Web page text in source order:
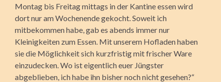
Montag bis Freitag mittags in der Kantine essen wird
dort nur am Wochenende gekocht. Soweit ich
mitbekommen habe, gab es abends immer nur
Kleinigkeiten zum Essen. Mit unserem Hofladen haben
sie die Möglichkeit sich kurzfristig mit frischer Ware
einzudecken. Wo ist eigentlich euer Jüngster
abgeblieben, ich habe ihn bisher noch nicht gesehen?“